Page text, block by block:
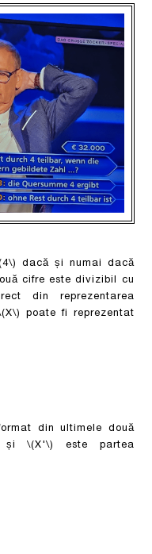
dacă și numai dacă
cifre este divizibil cu
din reprezentarea
poate fi reprezentat
din ultimele două
și\(X'\)
este partea